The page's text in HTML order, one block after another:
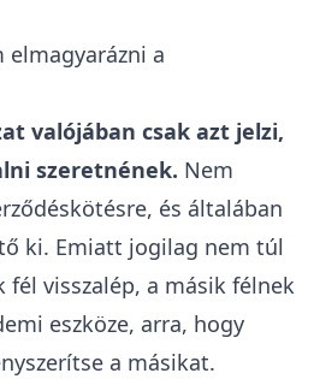
elmagyarázni a
valójában csak azt jelzi,
szeretnének. Nem
és általában
ki. Emiatt jogilag nem túl
fél visszalép, a másik félnek
eszköze, arra, hogy
a másikat.